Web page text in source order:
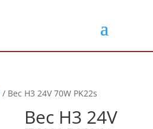
/ Bec H3 24V 70W PK22s
Bec H3 24V